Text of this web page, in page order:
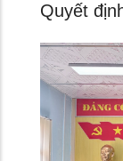
Quyết